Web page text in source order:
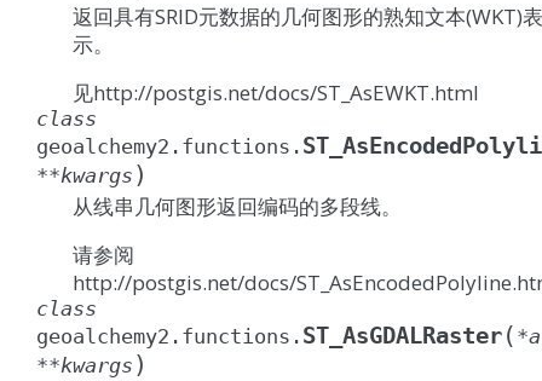
返回具有SRID元数据的几何图形的熟知文本(WKT)表
示。
见http://postgis.net/docs/ST_AsEWKT.html
class
geoalchemy2.functions.
**kwargs )
从线串几何图形返回编码的多段线。
请参阅
http://postgis.net/docs/
class
geoalchemy2.functions. ST_AsGDALRaster( *
**kwargs )